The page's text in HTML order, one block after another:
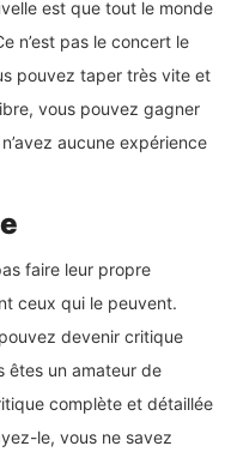
est que tout le monde
n’est pas le concert le
pouvez taper très vite et
vous pouvez gagner
aucune expérience
faire leur propre
ceux qui le peuvent.
devenir critique
êtes un amateur de
complète et détaillée
le, vous ne savez